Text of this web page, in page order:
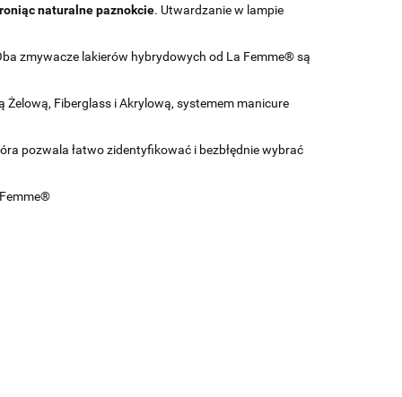
naturalne paznokcie. Utwardzanie w lampie
zmywacze lakierów hybrydowych od La Femme® są
Żelową, Fiberglass i Akrylową, systemem manicure
pozwala łatwo zidentyfikować i bezbłędnie wybrać